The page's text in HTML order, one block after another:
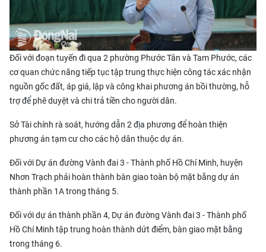
Đối với đoạn tuyến đi qua 2 phường Phước Tân và Tam Phước, các
cơ quan chức năng tiếp tục tập trung thực hiện công tác xác nhận
nguồn gốc đất, áp giá, lập và công khai phương án bồi thường, hỗ
trợ để phê duyệt và chi trả tiền cho người dân.
Sở Tài chính rà soát, hướng dẫn 2 địa phương để hoàn thiện
phương án tạm cư cho các hộ dân thuộc dự án.
Đối với Dự án đường Vành đai 3 - Thành phố Hồ Chí Minh, huyện
Nhơn Trạch phải hoàn thành bàn giao toàn bộ mặt bằng dự án
thành phần 1A trong tháng 5.
Đối với dự án thành phần 4, Dự án đường Vành đai 3 - Thành phố
Hồ Chí Minh tập trung hoàn thành dứt điểm, bàn giao mặt bằng
trong tháng 6.